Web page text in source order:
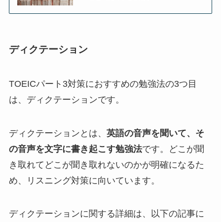
ディクテーション
TOEICパート3対策におすすめの勉強法の3つ目
は、ディクテーションです。
ディクテーションとは、 英語の音声を聞いて、そ
の音声を文字に書き起こす勉強法です。どこが聞
き取れてどこが聞き取れないのかが明確になるた
め、リスニング対策に向いています。
ディクテーションに関する詳細は、以下の記事に